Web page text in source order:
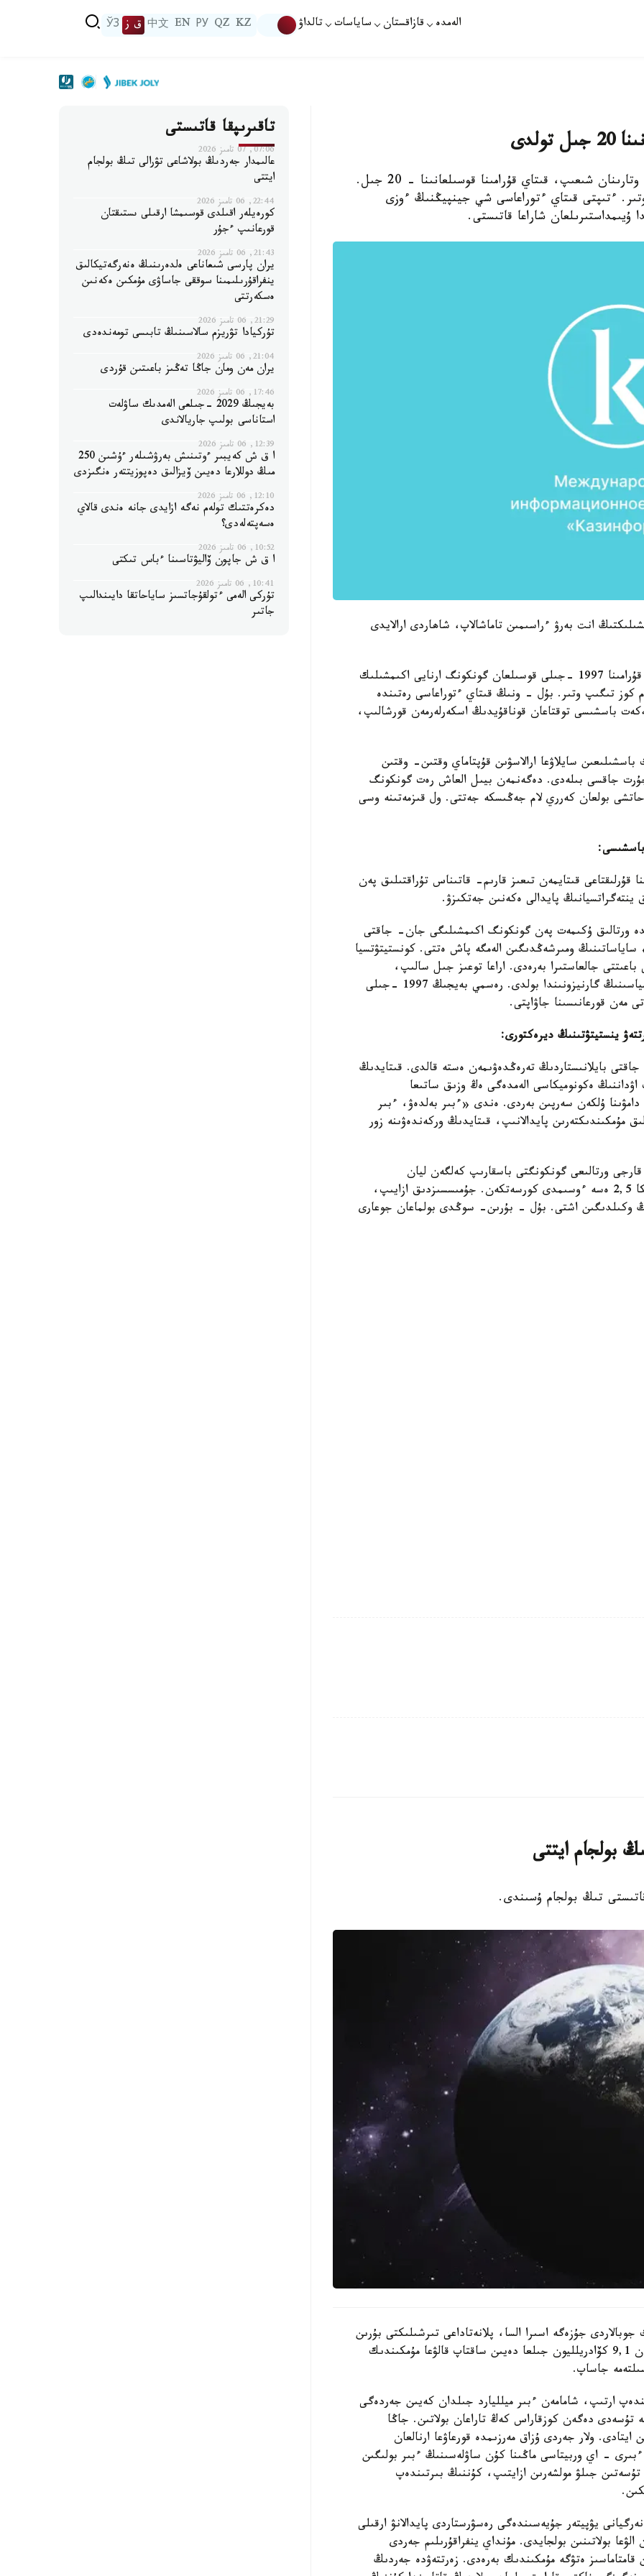
الەمدە قازاقستان ساياسات تالداۋ KZ
QZ
РУ
EN
中文 ق ز ЎЗ
استانا. قازاقپارات - بيىل گونكونگتىڭ بريتانيا وتارىنان شىعىپ، قىتاي قۇرامىنا قوسىلعانىنا - 20 جىل.
ءتىپتى قىتاي ءتوراعاسى شي جينپيڭنىڭ ءوزى
ۇيىمداستىرىلعان شاراعا قاتىستى.
انت بەرۋ ءراسىمىن تاماشالاپ، شاھاردى ارالايدى
«ءبىر مەملەكەت، ەكى جۇيە» قاعيداسىمەن قىتاي قۇرامىنا 1997 -جىلى قوسىلعان گونكونگ ارنايى اكىمشىلىك
كوز تىگىپ وتىر. بۇل - ونىڭ قىتاي ءتوراعاسى رەتىندە
باسشىسى توقتاعان قوناقۇيدىڭ اسكەرلەرمەن قورشالىپ،
سايلاۋعا ارالاسۋىن قۇپتاماي وقتىن- وقتىن
جۇرت جاقسى بىلەدى. دەگەنمەن بيىل العاش رەت گونكونگ
بولعان كەرري لام جەڭىسكە جەتتى. ول قىزمەتىنە وسى
قىتايمەن تىعىز قارىم- قاتىناس تۇراقتىلىق پەن
ينتەگراتسيانىڭ پايدالى ەكەنىن جەتكىزۋ.
ورتالىق ۇكىمەت پەن گونكونگ اكىمشىلىگى جان- جاقتى
ومىرشەڭدىگىن الەمگە پاش ەتتى. كونستيتۋتسيا
جالعاستىرا بەرەدى. اراعا توعىز جىل سالىپ،
گونكونگقا كەلگەن شي جينپيڭ قىتايدى ازات ەتۋ ارمياسىنىڭ گارنيزونىندا بولدى. رەسمي بەيجىڭ 1997 -جىلى
مەن قورعانىسىنا جاۋاپتى.
ينستيتۋتىنىڭ ديرەكتورى:
بايلانىستاردىڭ تەرەڭدەۋىمەن ەستە قالدى. قىتايدىڭ
ەكونوميكاسى الەمدەگى ەڭ وزىق ساتىعا
دامۋىنا ۇلكەن سەرپىن بەردى. ەندى «ءبىر بەلدەۋ، ءبىر
مۇمكىندىكتەرىن پايدالانىپ، قىتايدىڭ وركەندەۋىنە زور
قارجى ورتالىعى گونكونگتى باسقارىپ كەلگەن ليان
چجەنيننىڭ ەسەبىنشە، سوڭعى بەس جىلدا ەكونوميكا 2,5 ەسە ءوسىمدى كورسەتكەن. جۇمىسسىزدىق ازايىپ،
ءوزىنىڭ وكىلدىگىن اشتى. بۇل - بۇرىن- سوڭدى بولماعان جوعارى
بولجام ايتتى
قاتىستى تىڭ بولجام ۇسىندى.
جۇزەگە اسىرا السا، پلانەتاداعى تىرشىلىكتى بۇرىن
ەسەپتەلگەندەي تاعى 1 ميلليارد جىل ەمەس، شامامەن 9,1 كۆادريلليون جىلعا دەيىن ساقتاپ قالۋعا مۇمكىندىك
ارتىپ، شامامەن ءبىر ميلليارد جىلدان كەيىن جەردەگى
تۇسەدى دەگەن كوزقاراس كەڭ تاراعان بولاتىن. جاڭا
ولار جەردى ۇزاق مەرزىمدە قورعاۋعا ارنالعان
- اي وربيتاسى ماڭىنا كۇن ساۋلەسىنىڭ ءبىر بولىگىن
جىلۋ مولشەرىن ازايتىپ، كۇننىڭ بىرتىندەپ
يۋپيتەر جۇيەسىندەگى رەسۋرستاردى پايدالانۋ ارقىلى
بولاتىنىن بولجايدى. مۇنداي ينفراقۇرىلىم جەردى
قامتاماسىز ەتۋگە مۇمكىندىك بەرەدى. زەرتتەۋدە جەردىڭ
تاقىرىپقا قاتىستى
07:06, 07 تامىز 2026
عالىمدار جەردىڭ بولاشاعى تۋرالى تىڭ بولجام
ايتتى
22:44, 06 تامىز 2026
كورەيلەر اقىلدى قوسىمشا ارقىلى ىستىقتان
قورعانىپ ءجۇر
21:43, 06 تامىز 2026
يران پارسى شىعاناعى ەلدەرىنىڭ ەنەرگەتيكالىق
ينفراقۇرىلىمىنا سوققى جاساۋى مۇمكىن ەكەنىن
ەسكەرتتى
21:29, 06 تامىز 2026
تۇركيادا تۋريزم سالاسىنىڭ تابىسى تومەندەدى
21:04, 06 تامىز 2026
يران مەن ومان جاڭا تەڭىز باعىتىن قۇردى
17:46, 06 تامىز 2026
بەيجىڭ 2029 -جىلعى الەمدىك ساۋلەت
استاناسى بولىپ جاريالاندى
12:39, 06 تامىز 2026
ا ق ش كەيبىر ءوتىنىش بەرۋشىلەر ءۇشىن 250
مىڭ دوللارعا دەيىن ۆيزالىق دەپوزيتتەر ەنگىزدى
12:10, 06 تامىز 2026
دەكرەتتىك تولەم نەگە ازايدى جانە ەندى قالاي
ەسەپتەلەدى؟
10:52, 06 تامىز 2026
ا ق ش جاپون ۆاليۋتاسىنا ءباس تىكتى
10:41, 06 تامىز 2026
تۇركى الەمى ءتولقۇجاتسىز ساياحاتقا دايىندالىپ
جاتىر